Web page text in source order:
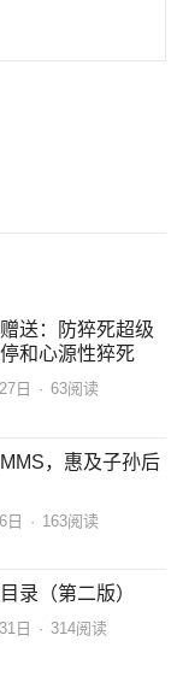
送：防猝死超级
和心源性猝死
日 · 63阅读
，惠及子孙后
日 · 163阅读
录（第二版）
日 · 314阅读